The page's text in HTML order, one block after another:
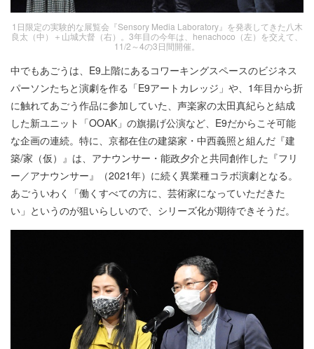
1日限定の実験的な展覧会『Sensory Media Laboratory』を発表してきた八木
良太（中）＋山城大督（右）。3年目の今年は、henachoco（左）を交えて、
11/2～4の3日間開催。
中でもあごうは、E9上階にあるコワーキングスペースのビジネス
パーソンたちと演劇を作る「E9アートカレッジ」や、1年目から折
に触れてあごう作品に参加していた、声楽家の太田真紀らと結成
した新ユニット「OOAK」の旗揚げ公演など、E9だからこそ可能
な企画の連続。特に、京都在住の建築家・中西義照と組んだ『建
築/家（仮）』は、アナウンサー・能政夕介と共同創作した『フリ
ー／アナウンサー』（2021年）に続く異業種コラボ演劇となる。
あごういわく「働くすべての方に、芸術家になっていただきた
い」というのが狙いらしいので、シリーズ化が期待できそうだ。